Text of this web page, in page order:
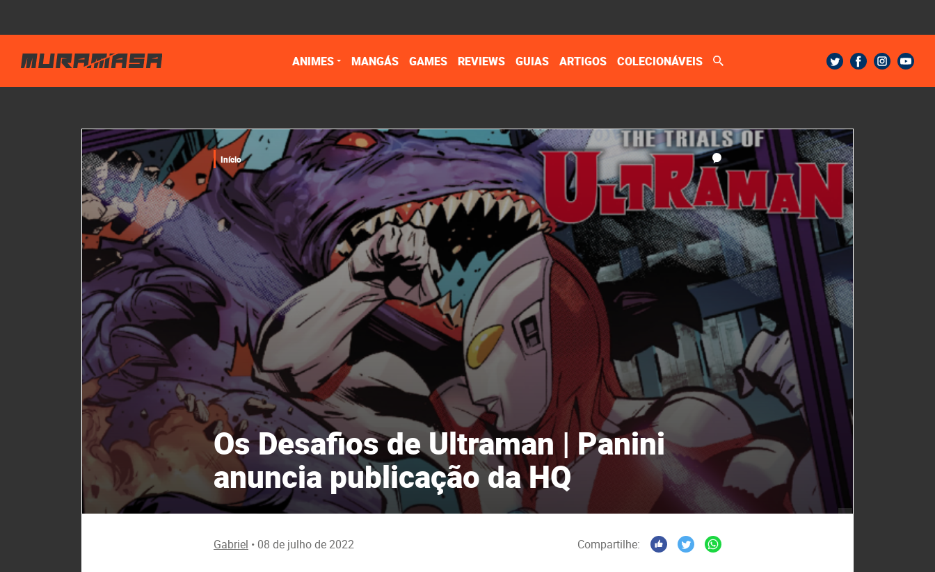
ANIMES MANGÁS GAMES REVIEWS GUIAS ARTIGOS COLECIONÁVEIS
Início
Os Desafios de Ultraman | Panini
anuncia publicação da HQ
Gabriel • 08 de julho de 2022 Compartilhe: